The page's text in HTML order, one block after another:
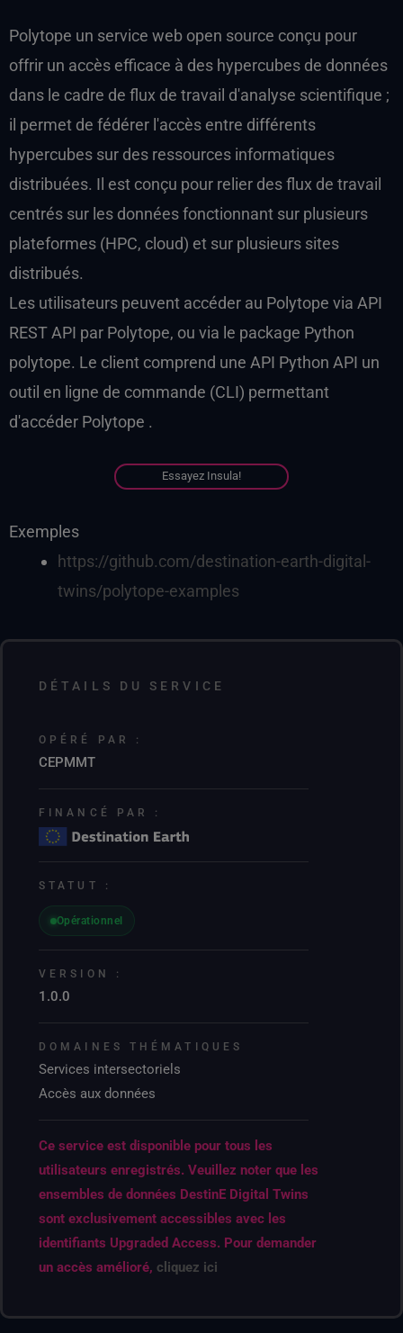
Polytope un service web open source conçu pour
offrir un accès efficace à des hypercubes de données
dans le cadre de flux de travail d'analyse scientifique ;
il permet de fédérer l'accès entre différents
hypercubes sur des ressources informatiques
distribuées. Il est conçu pour relier des flux de travail
centrés sur les données fonctionnant sur plusieurs
plateformes (HPC, cloud) et sur plusieurs sites
distribués.
Les utilisateurs peuvent accéder au Polytope via API
REST API par Polytope, ou via le package Python
polytope. Le client comprend une API Python API un
outil en ligne de commande (CLI) permettant
d'accéder Polytope .
Essayez Insula!
Exemples
https://github.com/destination-earth-digital-
twins/polytope-examples
DÉTAILS DU SERVICE
OPÉRÉ PAR :
CEPMMT
FINANCÉ PAR :
STATUT :
Opérationnel
VERSION :
1.0.0
DOMAINES THÉMATIQUES
Services intersectoriels
Accès aux données
Ce service est disponible pour tous les
utilisateurs enregistrés. Veuillez noter que les
ensembles de données DestinE Digital Twins
sont exclusivement accessibles avec les
identifiants Upgraded Access. Pour demander
un accès amélioré, cliquez ici